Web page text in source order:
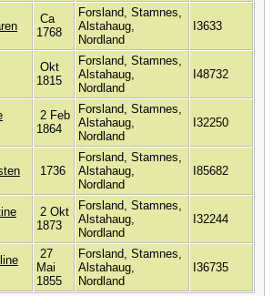
Ca
1768
Forsland, Stamnes,
Alstahaug,
Nordland
I3633
Okt
1815
Forsland, Stamnes,
Alstahaug,
Nordland
I48732
2 Feb
1864
Forsland, Stamnes,
Alstahaug,
Nordland
I32250
1736
Forsland, Stamnes,
Alstahaug,
Nordland
I85682
2 Okt
1873
Forsland, Stamnes,
Alstahaug,
Nordland
I32244
27
Mai
1855
Forsland, Stamnes,
Alstahaug,
Nordland
I36735